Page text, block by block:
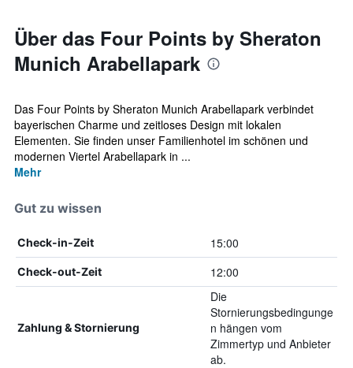
Über das Four Points by Sheraton
Munich Arabellapark
Das Four Points by Sheraton Munich Arabellapark verbindet
bayerischen Charme und zeitloses Design mit lokalen
Elementen. Sie finden unser Familienhotel im schönen und
modernen Viertel Arabellapark in ...
Mehr
Gut zu wissen
Check-in-Zeit 15:00
Check-out-Zeit 12:00
Zahlung & Stornierung
Die
Stornierungsbedingunge
n hängen vom
Zimmertyp und Anbieter
ab.